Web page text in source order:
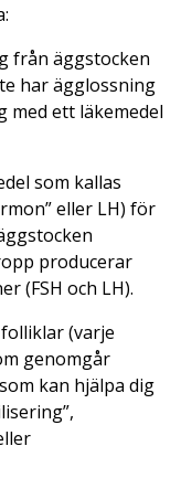
från äggstocken
har ägglossning
med ett läkemedel
som kallas
eller LH) för
producerar
(FSH och LH).
(varje
genomgår
kan hjälpa dig